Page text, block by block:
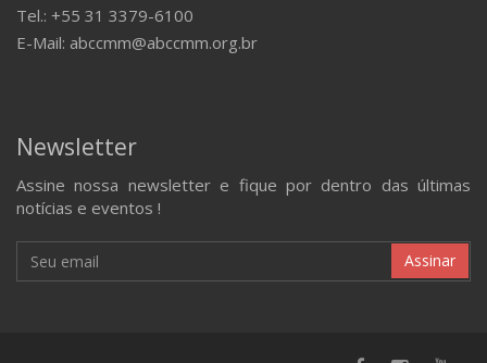
Tel.: +55 31 3379-6100
E-Mail: abccmm@abccmm.org.br
Newsletter
Assine nossa newsletter e fique por dentro das últimas
notícias e eventos !
Assinar